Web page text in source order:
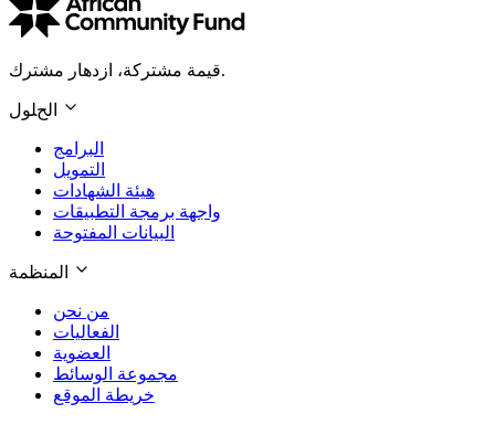
قيمة مشتركة، ازدهار مشترك.
الحلول
البرامج
التمويل
هيئة الشهادات
واجهة برمجة التطبيقات
البيانات المفتوحة
المنظمة
من نحن
الفعاليات
العضوية
مجموعة الوسائط
خريطة الموقع